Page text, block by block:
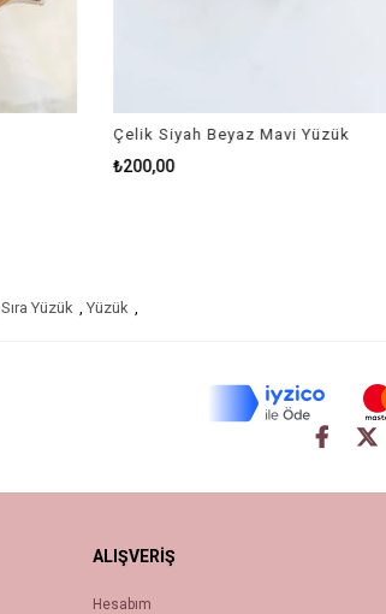
Çelik Siyah Beyaz Mavi Yüzük
₺200,00
Sıra Yüzük , Yüzük ,
ALIŞVERİŞ
Hesabım